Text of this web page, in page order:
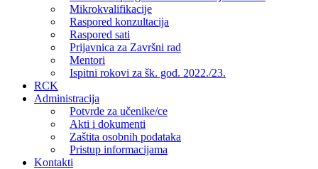
Mikrokvalifikacije
Raspored konzultacija
Raspored sati
Prijavnica za Završni rad
Mentori
Ispitni rokovi za šk. god. 2022./23.
RCK
Administracija
Potvrde za učenike/ce
Akti i dokumenti
Zaštita osobnih podataka
Pristup informacijama
Kontakti